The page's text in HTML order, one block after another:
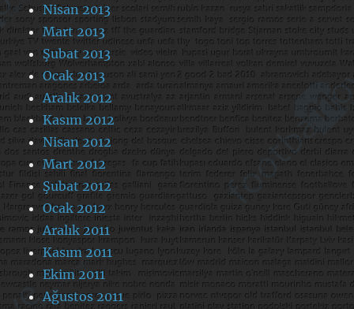
Nisan 2013
Mart 2013
Şubat 2013
Ocak 2013
Aralık 2012
Kasım 2012
Nisan 2012
Mart 2012
Şubat 2012
Ocak 2012
Aralık 2011
Kasım 2011
Ekim 2011
Ağustos 2011